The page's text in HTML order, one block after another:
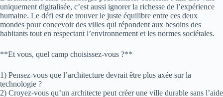
uniquement digitalisée, c’est aussi ignorer la richesse de l’expérience
humaine. Le défi est de trouver le juste équilibre entre ces deux
mondes pour concevoir des villes qui répondent aux besoins des
habitants tout en respectant l’environnement et les normes sociétales.
**Et vous, quel camp choisissez-vous ?**
1) Pensez-vous que l’architecture devrait être plus axée sur la
technologie ?
2) Croyez-vous qu’un architecte peut créer une ville durable sans l’aide